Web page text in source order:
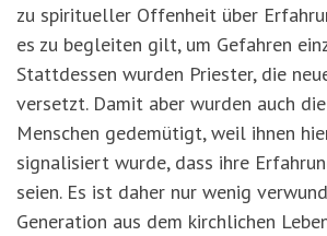
zu spiritueller Offenheit über
es zu begleiten gilt, um Gefahren
Stattdessen wurden Priester, die
versetzt. Damit aber wurden auch
Menschen gedemütigt, weil ihnen
signalisiert wurde, dass ihre
seien. Es ist daher nur wenig
Generation aus dem kirchlichen